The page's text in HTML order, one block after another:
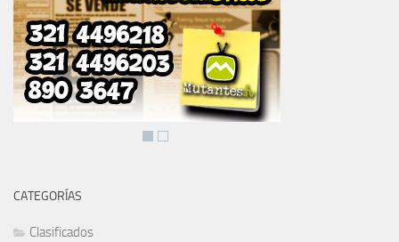
CATEGORÍAS
Clasificados